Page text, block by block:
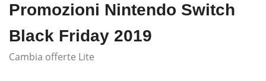
Promozioni Nintendo Switch
Black Friday 2019
Cambia offerte Lite